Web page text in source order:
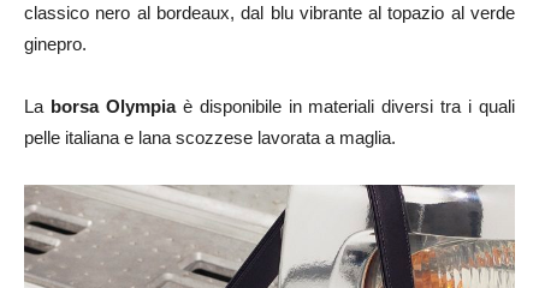
classico nero al bordeaux, dal blu vibrante al topazio al verde
ginepro.
La borsa Olympiaè disponibile in materiali diversi tra i quali
pelle italiana e lana scozzese lavorata a maglia.